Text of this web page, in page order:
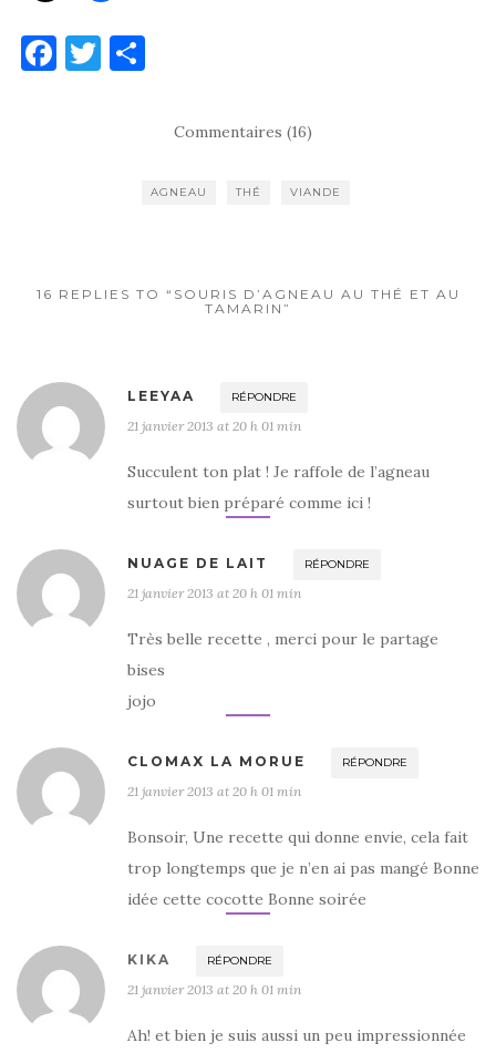
F
k
T
ta
er
Commentaires (16)
AGNEAU THÉ VIANDE
16 REPLIES TO “SOURIS D’AGNEAU AU THÉ ET AU
TAMARIN”
LEEYAA RÉPONDRE
21 janvier 2013 at 20 h 01 min
Succulent ton plat ! Je raffole de l’agneau
surtout bien préparé comme ici !
NUAGE DE LAIT RÉPONDRE
21 janvier 2013 at 20 h 01 min
Très belle recette , merci pour le partage
bises
jojo
CLOMAX LA MORUE RÉPONDRE
21 janvier 2013 at 20 h 01 min
Bonsoir, Une recette qui donne envie, cela fait
trop longtemps que je n’en ai pas mangé Bonne
idée cette cocotte Bonne soirée
KIKA RÉPONDRE
21 janvier 2013 at 20 h 01 min
Ah! et bien je suis aussi un peu impressionnée